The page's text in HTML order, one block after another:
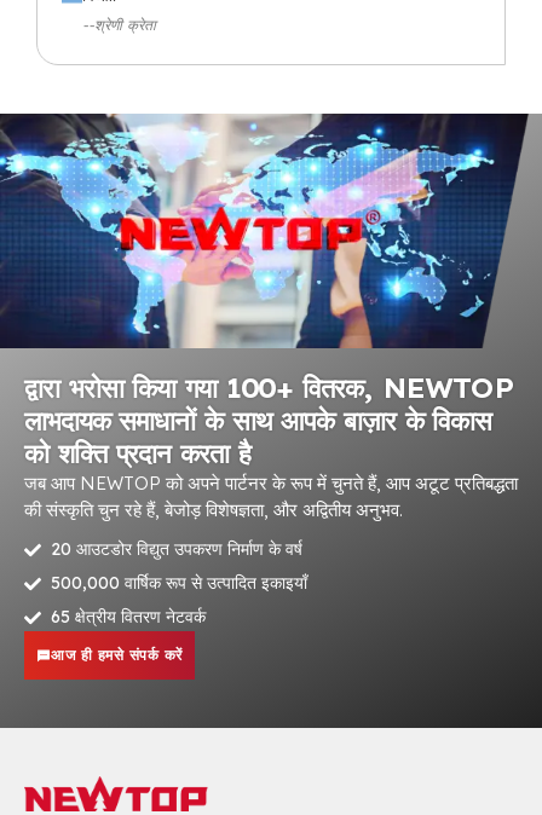
--श्रेणी क्रेता
द्वारा भरोसा किया गया 100+ वितरक, NEWTOP
लाभदायक समाधानों के साथ आपके बाज़ार के विकास
को शक्ति प्रदान करता है
जब आप NEWTOP को अपने पार्टनर के रूप में चुनते हैं, आप अटूट प्रतिबद्धता
की संस्कृति चुन रहे हैं, बेजोड़ विशेषज्ञता, और अद्वितीय अनुभव.
20 आउटडोर विद्युत उपकरण निर्माण के वर्ष
500,000 वार्षिक रूप से उत्पादित इकाइयाँ
65 क्षेत्रीय वितरण नेटवर्क
आज ही हमसे संपर्क करें